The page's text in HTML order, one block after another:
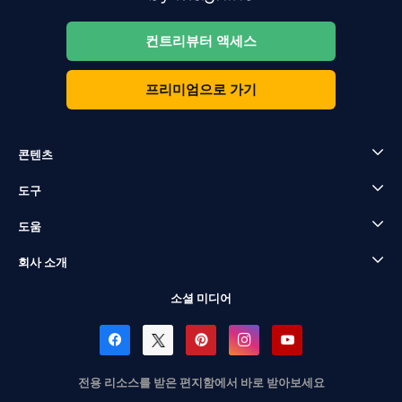
컨트리뷰터 액세스
프리미엄으로 가기
콘텐츠
도구
도움
회사 소개
소셜 미디어
전용 리소스를 받은 편지함에서 바로 받아보세요